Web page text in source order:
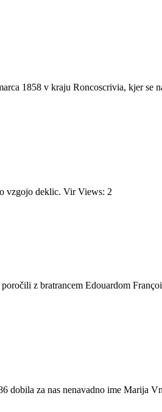
1858 v kraju Roncoscrivia, kjer se
vzgojo deklic. Vir Views: 2
z bratrancem Edouardom
dobila za nas nenavadno ime Marija